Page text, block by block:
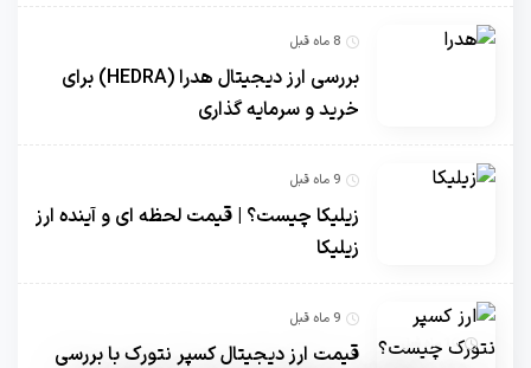
8 ماه قبل
بررسی ارز دیجیتال هدرا (HEDRA) برای
خرید و سرمایه گذاری
9 ماه قبل
زیلیکا چیست؟ | قیمت لحظه ای و آینده ارز
زیلیکا
9 ماه قبل
قیمت ارز دیجیتال کسپر نتورک با بررسی 10 ماه قبل